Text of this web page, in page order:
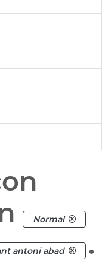
Normal
antoni abad .